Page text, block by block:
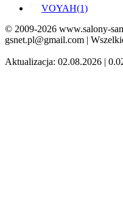
VOYAH(1)
© 2009-2026 www.salony-
gsnet.pl@gmail.com |
Aktualizacja: 02.08.2026 |